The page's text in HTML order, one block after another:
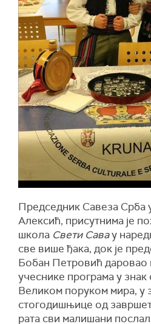
Председник Савеза Срба
Алексић, присутнима је
школа Свети Савау
све више ђака, док је
Бобан Петровић
учеснике програма у знак
Великом поруком мира, у
стогодишњице од
рата сви малишани